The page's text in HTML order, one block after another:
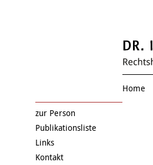
Home
zur Person
Publikationsliste
Links
Kontakt